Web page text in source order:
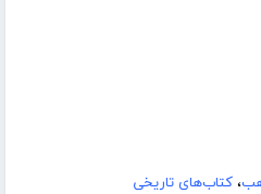
، کتاب‌های تاریخی